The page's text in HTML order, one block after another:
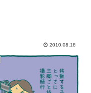
2010.08.18